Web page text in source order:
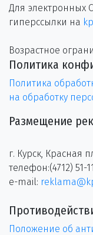
Для электронных
гиперссылки на
Возрастное
Политика
Политика
на обработку
Размещение
г. Курск, Красная
телефон:(4712) 51-
e-mail:
Положение об